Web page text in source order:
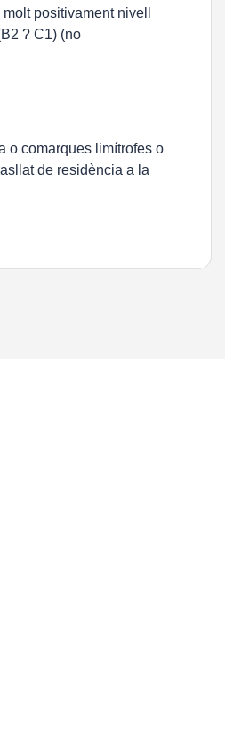
positivament nivell
? C1) (no
o comarques limítrofes o
de residència a la